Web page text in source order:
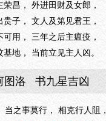
荣昌， 外进田财及女郎，
贵子， 文人及第见君王，
可用， 三年之后主瘟疫，
基地， 当前立见主人凶。
图洛 书九星吉凶
当之事莫行， 相克行人阻，